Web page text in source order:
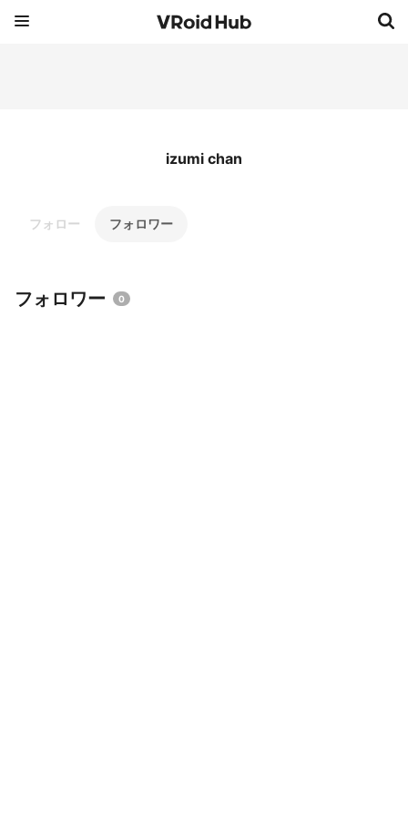
izumi chan
フォロー フォロワー
フォロワー 0